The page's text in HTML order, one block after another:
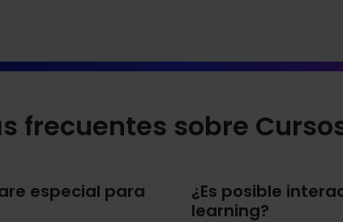
frecuentes sobre
especial para
¿Es posible
learning?